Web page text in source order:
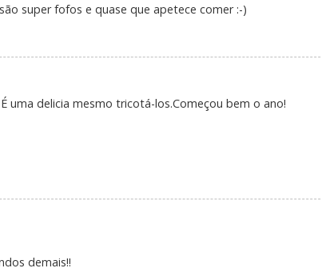
super fofos e quase que apetece comer :-)
uma delicia mesmo tricotá-los.Começou bem o ano!
demais!!